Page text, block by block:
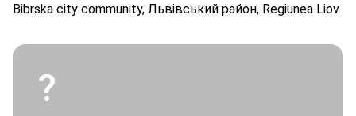
Bibrska city community, Львівський район, Regiunea Liov
?